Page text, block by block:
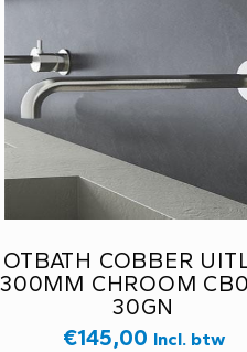
COBBER
300MM CHROOM
30GN
€145,00 Incl. btw